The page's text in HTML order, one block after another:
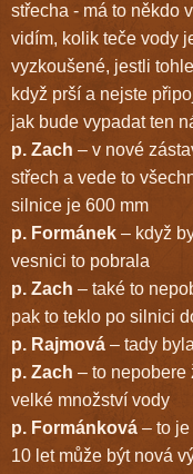
střecha - má to někdo
vidím, kolik teče vody
vyzkoušené, jestli
když prší a nejste
jak bude vypadat ten
p. Zach – v nové
střech a vede to
silnice je 600 mm
p. Formánek – když
vesnici to pobrala
p. Zach – také to
pak to teklo po silnici
p. Rajmová – tady
p. Zach – to nepobere
velké množství vody
p. Formánková – to
10 let může být nová